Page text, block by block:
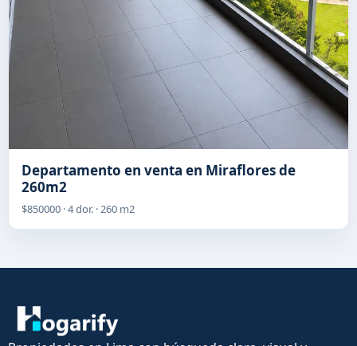
Departamento en venta en Miraflores de
260m2
$850000 · 4 dor. · 260 m2